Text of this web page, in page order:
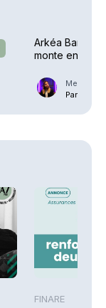
Arkéa Banque
monte en
Mercredi
Par
FINARE